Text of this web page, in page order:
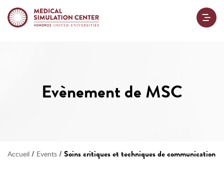
Evènement de MSC
Accueil / Events /Soins critiques et techniques de communication